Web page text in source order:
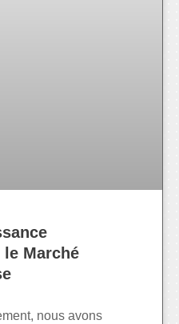
Marché
nous avons